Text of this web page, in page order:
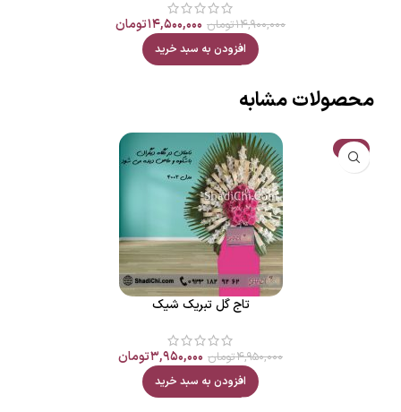
۱۴,۹۰۰,۰۰۰تومان ۱۴,۵۰۰,۰۰۰تومان
افزودن به سبد خرید
محصولات مشابه
حراج
تاج گل تبریک شیک
۴,۹۵۰,۰۰۰تومان ۳,۹۵۰,۰۰۰تومان
افزودن به سبد خرید